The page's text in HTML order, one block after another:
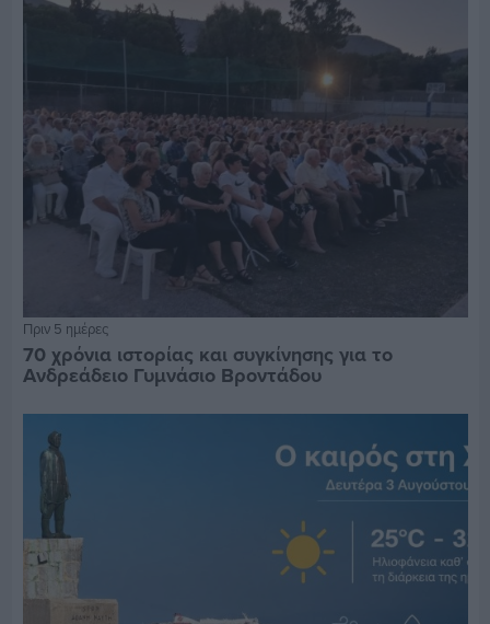
Πριν 5 ημέρες
70 χρόνια ιστορίας και συγκίνησης για το
Ανδρεάδειο Γυμνάσιο Βροντάδου